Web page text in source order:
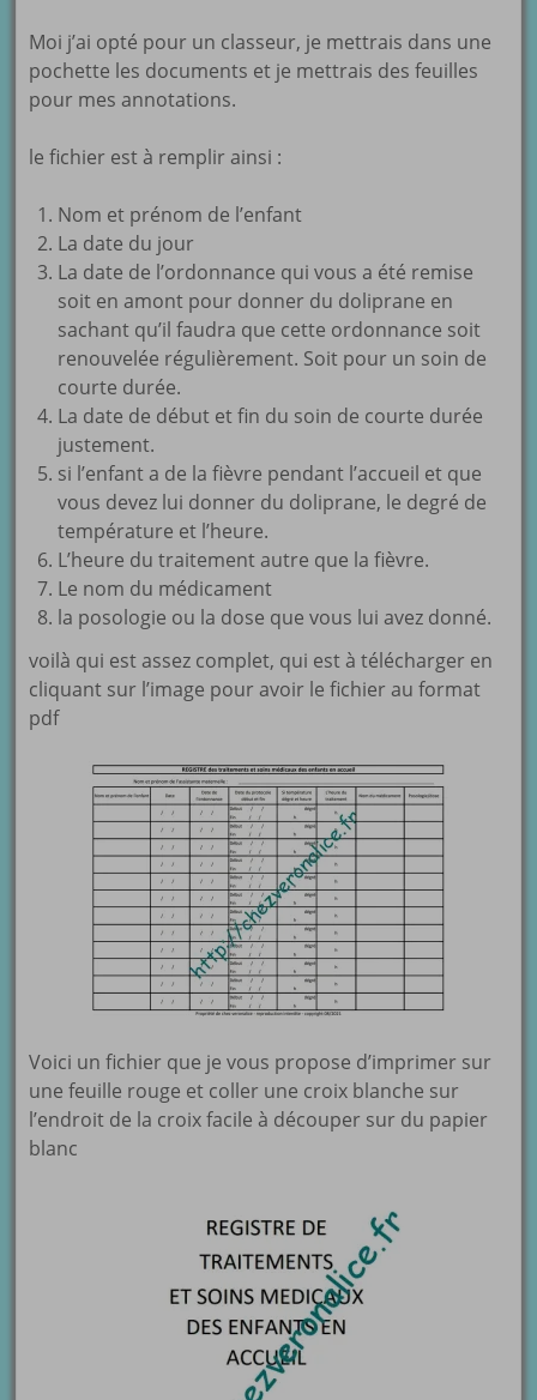
Moi j’ai opté pour un classeur, je mettrais dans une
pochette les documents et je mettrais des feuilles
pour mes annotations.
le fichier est à remplir ainsi :
Nom et prénom de l’enfant
La date du jour
La date de l’ordonnance qui vous a été remise
soit en amont pour donner du doliprane en
sachant qu’il faudra que cette ordonnance soit
renouvelée régulièrement. Soit pour un soin de
courte durée.
La date de début et fin du soin de courte durée
justement.
si l’enfant a de la fièvre pendant l’accueil et que
vous devez lui donner du doliprane, le degré de
température et l’heure.
L’heure du traitement autre que la fièvre.
Le nom du médicament
la posologie ou la dose que vous lui avez donné.
voilà qui est assez complet, qui est à télécharger en
cliquant sur l’image pour avoir le fichier au format
pdf
Voici un fichier que je vous propose d’imprimer sur
une feuille rouge et coller une croix blanche sur
l’endroit de la croix facile à découper sur du papier
blanc